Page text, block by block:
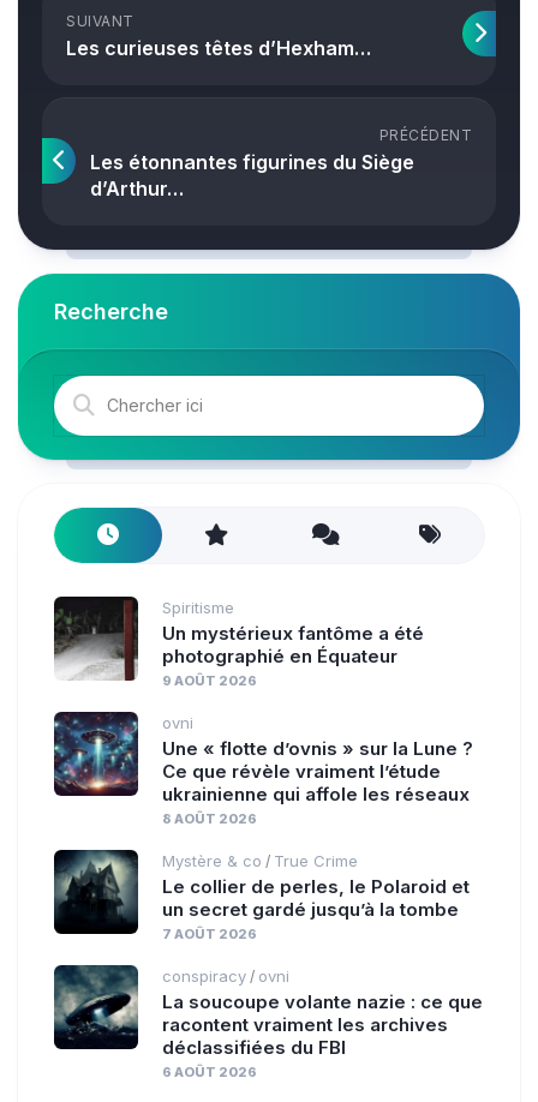
SUIVANT
Les curieuses têtes d’Hexham…
PRÉCÉDENT
Les étonnantes figurines du Siège
d’Arthur…
Recherche
Spiritisme
Un mystérieux fantôme a été
photographié en Équateur
9 AOÛT 2026
ovni
Une « flotte d’ovnis » sur la Lune ?
Ce que révèle vraiment l’étude
ukrainienne qui affole les réseaux
8 AOÛT 2026
Mystère & co / True Crime
Le collier de perles, le Polaroid et
un secret gardé jusqu’à la tombe
7 AOÛT 2026
conspiracy / ovni
La soucoupe volante nazie : ce que
racontent vraiment les archives
déclassifiées du FBI
6 AOÛT 2026